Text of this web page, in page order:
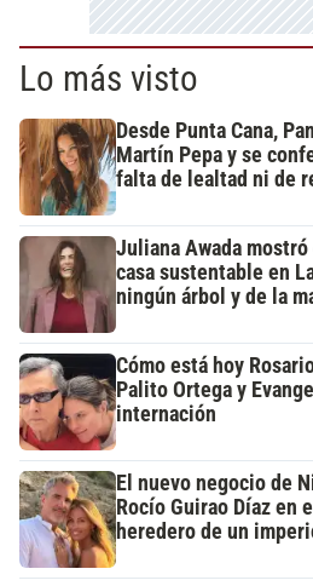
Lo más visto
Desde Punta Cana,
Martín Pepa y se
falta de lealtad ni de
Juliana Awada
casa sustentable en
ningún árbol y de la
Cómo está hoy
Palito Ortega y
internación
El nuevo negocio de
Rocío Guirao Díaz en
heredero de un